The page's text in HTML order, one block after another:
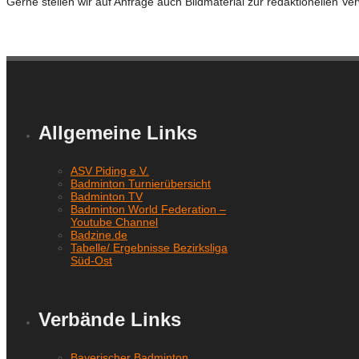
Allgemeine Links
ASV Piding e.V.
Badminton Turnierübersicht
Badminton TV
Badminton World Federation –
Youtube Channel
Badzine.de
Tabelle/ Ergebnisse Bezirksliga
Süd-Ost
Verbände Links